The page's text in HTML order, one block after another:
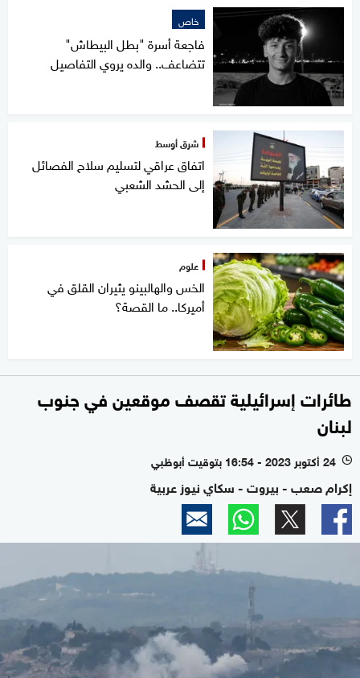
خاص
فاجعة أسرة "بطل البيطاش"
تتضاعف.. والده يروي التفاصيل
شرق أوسط
اتفاق عراقي لتسليم سلاح الفصائل
إلى الحشد الشعبي
علوم
الخس والهالبينو يثيران القلق في
أميركا.. ما القصة؟
طائرات إسرائيلية تقصف موقعين في جنوب
لبنان
l 24 أكتوبر 2023 - 16:54 بتوقيت أبوظبي
إكرام صعب - بيروت - سكاي نيوز عربية